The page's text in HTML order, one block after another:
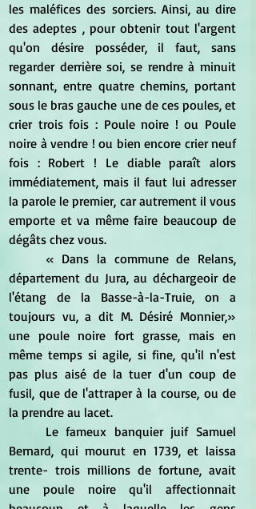
les maléfices des sorciers. Ainsi, au dire
des adeptes , pour obtenir tout l'argent
qu'on désire posséder, il faut, sans
regarder derrière soi, se rendre à minuit
sonnant, entre quatre chemins, portant
sous le bras gauche une de ces poules, et
crier trois fois : Poule noire ! ou Poule
noire à vendre ! ou bien encore crier neuf
fois : Robert ! Le diable paraît alors
immédiatement, mais il faut lui adresser
la parole le premier, car autrement il vous
emporte et va même faire beaucoup de
dégâts chez vous.
département du Jura, au déchargeoir de
l'étang de la Basse-à-la-Truie, on a
toujours vu, a dit M. Désiré Monnier,»
une poule noire fort grasse, mais en
même temps si agile, si fine, qu'il n'est
pas plus aisé de la tuer d'un coup de
fusil, que de l'attraper à la course, ou de
la prendre au lacet.
Bernard, qui mourut en 1739, et laissa
trente- trois millions de fortune, avait
une poule noire qu'il affectionnait